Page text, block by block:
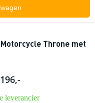
Throne met
leverancier